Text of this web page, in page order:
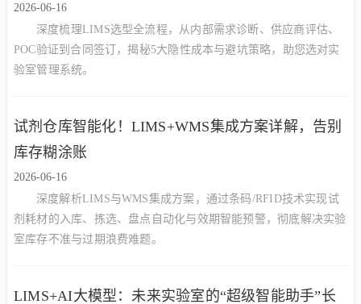
2026-06-16
深度梳理LIMS选型全流程，从内部需求诊断、供应商评估、
POC验证到合同签订，揭秘5大隐性成本与避坑策略，助您选对实
验室管理系统。
试剂仓库智能化！LIMS+WMS集成方案详解，告别
库存糊涂账
2026-06-16
深度解析LIMS与WMS集成方案，通过条码/RFID技术实现试
剂耗材的入库、拣选、盘点自动化与效期智能预警，彻底解决实验
室库存不准与过期浪费难题。
LIMS+AI大模型：未来实验室的“超级智能助手”长